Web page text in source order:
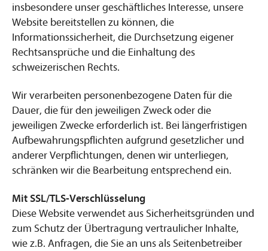
insbesondere unser geschäftliches Interesse, unsere
Website bereitstellen zu können, die
Informationssicherheit, die Durchsetzung eigener
Rechtsansprüche und die Einhaltung des
schweizerischen Rechts.
Wir verarbeiten personenbezogene Daten für die
Dauer, die für den jeweiligen Zweck oder die
jeweiligen Zwecke erforderlich ist. Bei längerfristigen
Aufbewahrungspflichten aufgrund gesetzlicher und
anderer Verpflichtungen, denen wir unterliegen,
schränken wir die Bearbeitung entsprechend ein.
Mit SSL/TLS-Verschlüsselung
Diese Website verwendet aus Sicherheitsgründen und
zum Schutz der Übertragung vertraulicher Inhalte,
wie z.B. Anfragen, die Sie an uns als Seitenbetreiber